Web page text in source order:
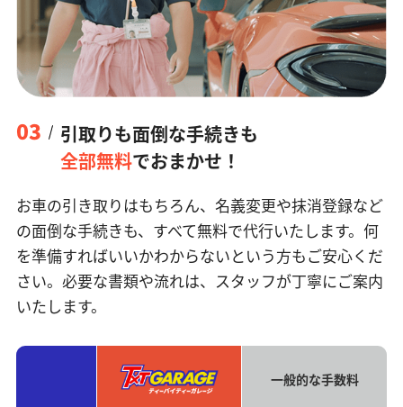
03
引取りも面倒な手続きも
全部無料でおまかせ！
お車の引き取りはもちろん、名義変更や抹消登録など
の面倒な手続きも、すべて無料で代行いたします。何
を準備すればいいかわからないという方もご安心くだ
さい。必要な書類や流れは、スタッフが丁寧にご案内
いたします。
一般的な手数料